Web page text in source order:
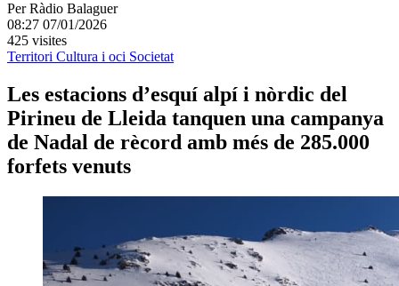
Per Ràdio Balaguer
08:27 07/01/2026
425 visites
Territori Cultura i oci Societat
Les estacions d’esquí alpí i nòrdic del
Pirineu de Lleida tanquen una campanya
de Nadal de rècord amb més de 285.000
forfets venuts